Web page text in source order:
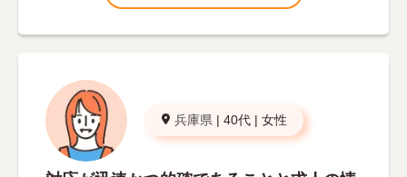
兵庫県 | 40代 | 女性